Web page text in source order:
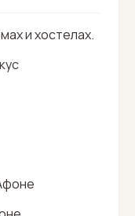
и хостелах.